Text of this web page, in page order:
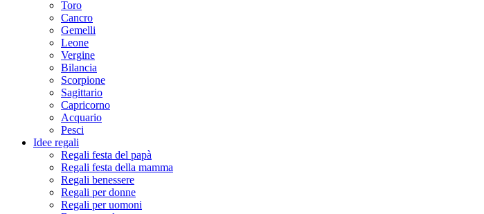
Toro
Cancro
Gemelli
Leone
Vergine
Bilancia
Scorpione
Sagittario
Capricorno
Acquario
Pesci
Idee regali
Regali festa del papà
Regali festa della mamma
Regali benessere
Regali per donne
Regali per uomoni